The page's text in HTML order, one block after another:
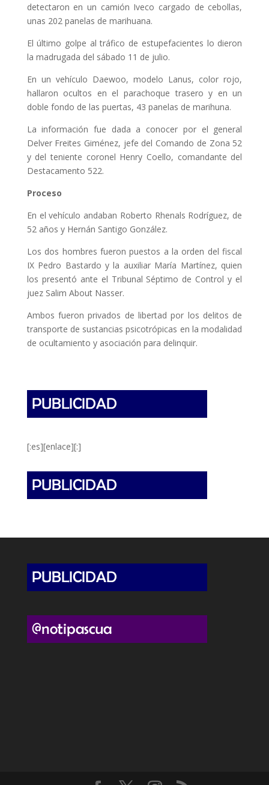
detectaron en un camión Iveco cargado de cebollas,
unas 202 panelas de marihuana.
El último golpe al tráfico de estupefacientes lo dieron
la madrugada del sábado 11 de julio.
En un vehículo Daewoo, modelo Lanus, color rojo,
hallaron ocultos en el parachoque trasero y en un
doble fondo de las puertas, 43 panelas de marihuna.
La información fue dada a conocer por el general
Delver Freites Giménez, jefe del Comando de Zona 52
y del teniente coronel Henry Coello, comandante del
Destacamento 522.
Proceso
En el vehículo andaban Roberto Rhenals Rodríguez, de
52 años y Hernán Santigo González.
Los dos hombres fueron puestos a la orden del fiscal
IX Pedro Bastardo y la auxiliar María Martínez, quien
los presentó ante el Tribunal Séptimo de Control y el
juez Salim About Nasser.
Ambos fueron privados de libertad por los delitos de
transporte de sustancias psicotrópicas en la modalidad
de ocultamiento y asociación para delinquir.
[:es][enlace][:]